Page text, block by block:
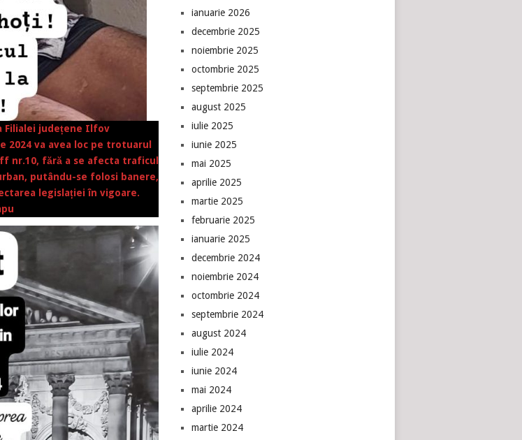
Filialei județene Ilfov
va avea loc pe trotuarul
nr.10, fără a se afecta traficul
putându-se folosi banere,
legislației în vigoare.
ianuarie 2026
decembrie 2025
noiembrie 2025
octombrie 2025
septembrie 2025
august 2025
iulie 2025
iunie 2025
mai 2025
aprilie 2025
martie 2025
februarie 2025
ianuarie 2025
decembrie 2024
noiembrie 2024
octombrie 2024
septembrie 2024
august 2024
iulie 2024
iunie 2024
mai 2024
aprilie 2024
martie 2024